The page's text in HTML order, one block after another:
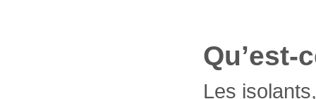
Qu’est-
Les